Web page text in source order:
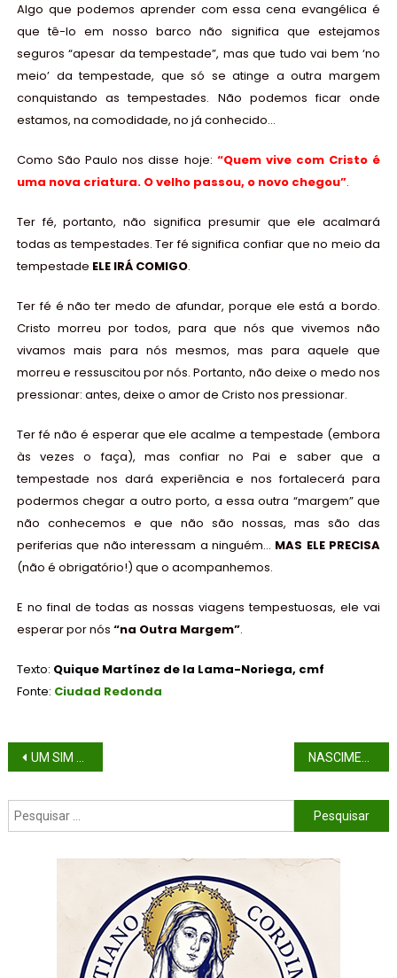
Algo que podemos aprender com essa cena evangélica é
que tê-lo em nosso barco não significa que estejamos
seguros “apesar da tempestade”, mas que tudo vai bem ‘no
meio’ da tempestade, que só se atinge a outra margem
conquistando as tempestades. Não podemos ficar onde
estamos, na comodidade, no já conhecido…
Como São Paulo nos disse hoje: “Quem vive com Cristo é
uma nova criatura. O velho passou, o novo chegou”.
Ter fé, portanto, não significa presumir que ele acalmará
todas as tempestades. Ter fé significa confiar que no meio da
tempestade ELE IRÁ COMIGO.
Ter fé é não ter medo de afundar, porque ele está a bordo.
Cristo morreu por todos, para que nós que vivemos não
vivamos mais para nós mesmos, mas para aquele que
morreu e ressuscitou por nós. Portanto, não deixe o medo nos
pressionar: antes, deixe o amor de Cristo nos pressionar.
Ter fé não é esperar que ele acalme a tempestade (embora
às vezes o faça), mas confiar no Pai e saber que a
tempestade nos dará experiência e nos fortalecerá para
podermos chegar a outro porto, a essa outra “margem” que
não conhecemos e que não são nossas, mas são das
periferias que não interessam a ninguém… MAS ELE PRECISA
(não é obrigatório!) que o acompanhemos.
E no final de todas as nossas viagens tempestuosas, ele vai
esperar por nós “na Outra Margem”.
Texto: Quique Martínez de la Lama-Noriega, cmf
Fonte: Ciudad Redonda
UM SIM SEM CONDIÇÕES